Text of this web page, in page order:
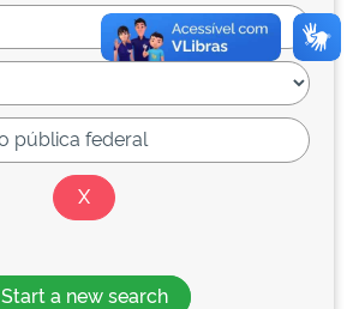
Start a new search